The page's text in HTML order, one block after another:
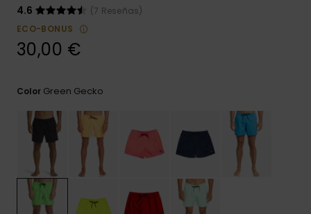
respuestas a
las preguntas
las FAQ
4.6
(7 Reseñas)
ECO-BONUS
30,00 €
Color Green Gecko